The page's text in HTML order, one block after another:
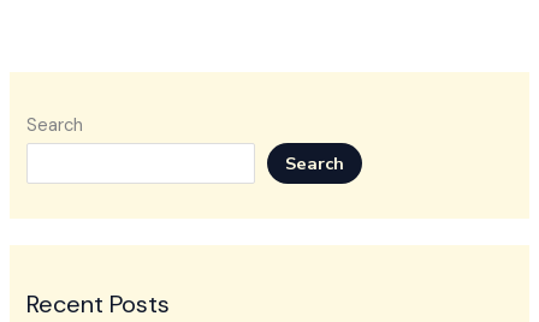
Search
Search
Recent Posts